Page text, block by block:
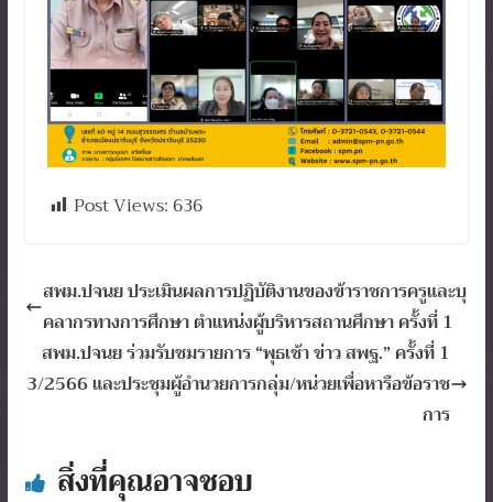
Post Views:636
สพม.ปจนย ประเมินผลการปฏิบัติงานของข้าราชการครูและบุ
คลากรทางการศึกษา ตำแหน่งผู้บริหารสถานศึกษา ครั้งที่ 1
สพม.ปจนย ร่วมรับชมรายการ “พุธเช้า ข่าว สพฐ.” ครั้งที่ 1
3/2566 และประชุมผู้อำนวยการกลุ่ม/หน่วยเพื่อหารือข้อราช
การ
สิ่งที่คุณอาจชอบ